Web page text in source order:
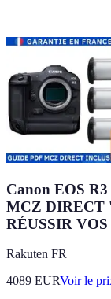
Canon EOS
MCZ DIRECT
RÉUSSIR
Rakuten FR
4089 EURVoir le